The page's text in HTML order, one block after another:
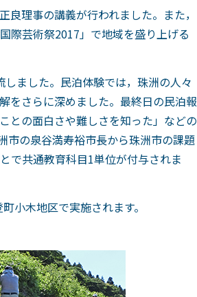
理事の講義が行われました。また，
際芸術祭2017」で地域を盛り上げる
ました。民泊体験では，珠洲の人々
をさらに深めました。最終日の民泊報
との面白さや難しさを知った」などの
市の泉谷満寿裕市長から珠洲市の課題
で共通教育科目1単位が付与されま
小木地区で実施されます。